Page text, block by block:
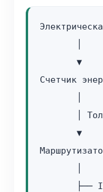
       ▼
Счетчик
│
       ▼
├──